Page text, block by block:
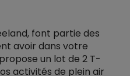
font partie des
avoir dans votre
un lot de 2 T-
activités de plein air